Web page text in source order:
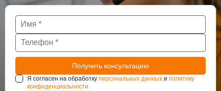
Я согласен на обработку персональных данных и политику
конфиденциальности